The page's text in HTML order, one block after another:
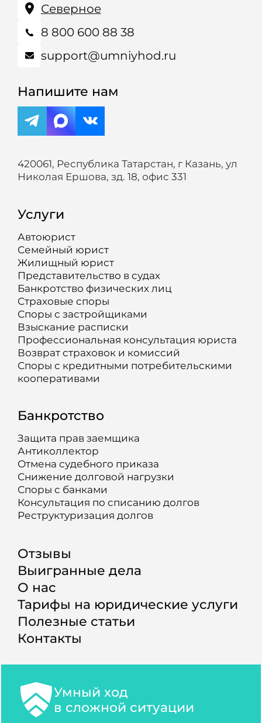
Северное
8 800 600 88 38
support@umniyhod.ru
Напишите нам
420061, Республика Татарстан, г Казань, ул
Николая Ершова, зд. 18, офис 331
Услуги
Автоюрист
Семейный юрист
Жилищный юрист
Представительство в судах
Банкротство физических лиц
Страховые споры
Споры с застройщиками
Взыскание расписки
Профессиональная консультация юриста
Возврат страховок и комиссий
Споры с кредитными потребительскими
кооперативами
Банкротство
Защита прав заемщика
Антиколлектор
Отмена судебного приказа
Снижение долговой нагрузки
Споры с банками
Консультация по списанию долгов
Реструктуризация долгов
Отзывы
Выигранные дела
О нас
Тарифы на юридические услуги
Полезные статьи
Контакты
Умный ход
в сложной ситуации